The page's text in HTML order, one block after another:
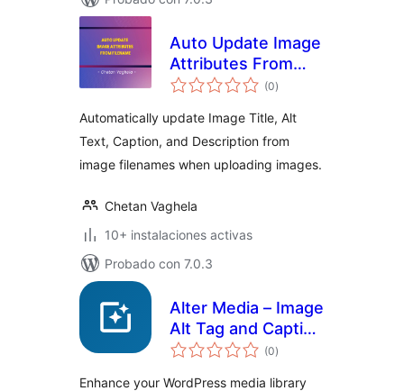
Auto Update Image
Attributes From
Filename
(0total
de
)
Automatically update Image Title, Alt
Text, Caption, and Description from
image filenames when uploading images.
Chetan Vaghela
10+ instalaciones activas
Probado con 7.0.3
Alter Media – Image
Alt Tag and Caption
Detector
(0total
de
)
Enhance your WordPress media library